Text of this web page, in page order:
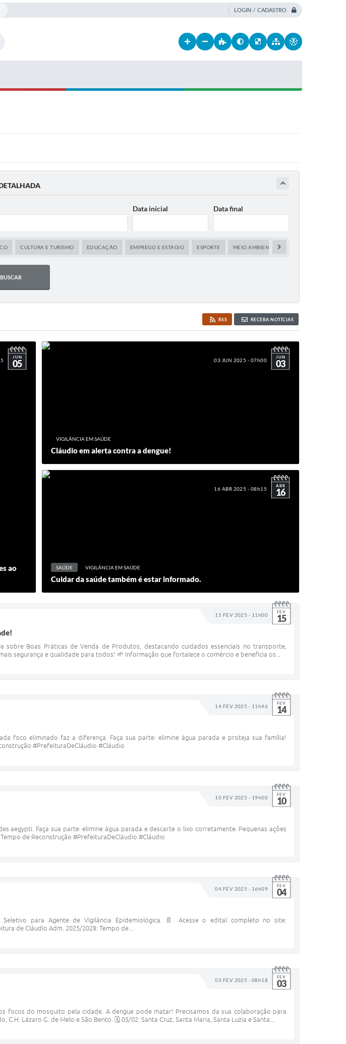
LOGIN / CADASTRO
Data inicial Data final
CULTURA E TURISMO EDUCAÇÃO EMPREGO E ESTÁGIO ESPORTE MEIO AMBIENTE
BUSCAR
RSS RECEBA NOTÍCIAS
JUN
05
ao
03 JUN 2025 - 07h00 JUN
03
VIGILÂNCIA EM SAÚDE
Cláudio em alerta contra a dengue!
16 ABR 2025 - 08h15 ABR
16
SAÚDE VIGILÂNCIA EM SAÚDE
Cuidar da saúde também é estar informado.
15 FEV 2025 - 11h00 FEV
15
Boas Práticas de Venda de Produtos, destacando cuidados essenciais no transporte,
segurança e qualidade para todos! 🌱 Informação que fortalece o comércio e beneficia os...
14 FEV 2025 - 11h46 FEV
14
foco eliminado faz a diferença. Faça sua parte: elimine água parada e proteja sua família!
#PrefeituraDeCláudio #Cláudio
10 FEV 2025 - 19h00 FEV
10
aegypti. Faça sua parte: elimine água parada e descarte o lixo corretamente. Pequenas ações
de Reconstrução #PrefeituraDeCláudio #Cláudio
04 FEV 2025 - 16h09 FEV
04
para Agente de Vigilância Epidemiológica. 📄 Acesse o edital completo no site:
de Cláudio Adm. 2025/2028: Tempo de...
03 FEV 2025 - 08h18 FEV
03
focos do mosquito pela cidade. A dengue pode matar! Precisamos da sua colaboração para
Lázaro G. de Melo e São Bento. 🗓️ 05/02: Santa Cruz, Santa Maria, Santa Luzia e Santa...